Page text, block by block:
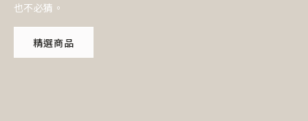
也不必猜。
精選商品